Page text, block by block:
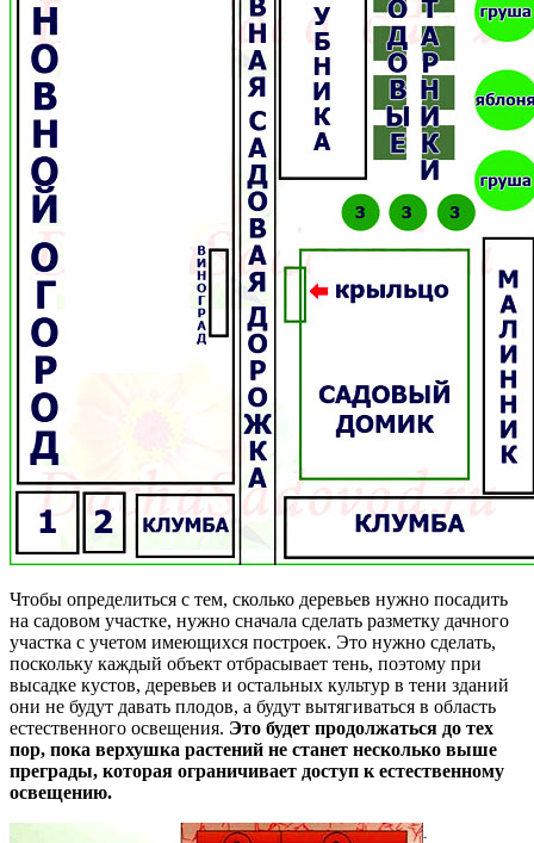
Чтобы определиться с тем, сколько деревьев нужно посадить
на садовом участке, нужно сначала сделать разметку дачного
участка с учетом имеющихся построек. Это нужно сделать,
поскольку каждый объект отбрасывает тень, поэтому при
высадке кустов, деревьев и остальных культур в тени зданий
они не будут давать плодов, а будут вытягиваться в область
естественного освещения. Это будет продолжаться до тех
пор, пока верхушка растений не станет несколько выше
преграды, которая ограничивает доступ к естественному
освещению.